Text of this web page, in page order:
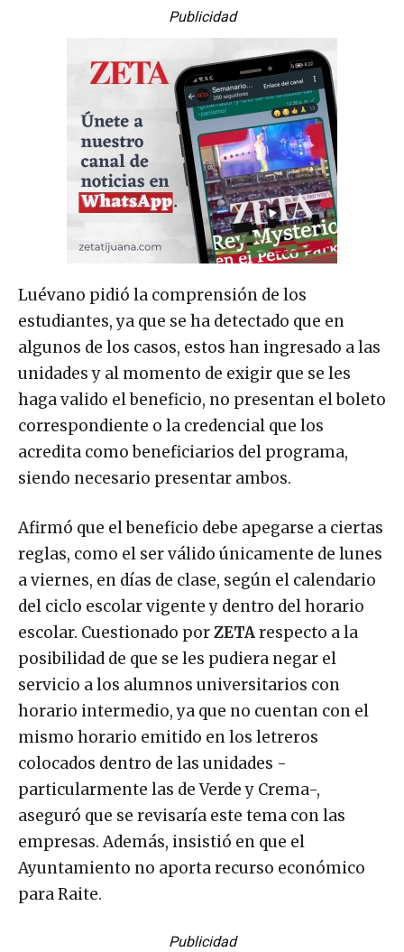
Publicidad
Luévano pidió la comprensión de los
estudiantes, ya que se ha detectado que en
algunos de los casos, estos han ingresado a las
unidades y al momento de exigir que se les
haga valido el beneficio, no presentan el boleto
correspondiente o la credencial que los
acredita como beneficiarios del programa,
siendo necesario presentar ambos.
Afirmó que el beneficio debe apegarse a ciertas
reglas, como el ser válido únicamente de lunes
a viernes, en días de clase, según el calendario
del ciclo escolar vigente y dentro del horario
escolar. Cuestionado porZETArespecto a la
posibilidad de que se les pudiera negar el
servicio a los alumnos universitarios con
horario intermedio, ya que no cuentan con el
mismo horario emitido en los letreros
colocados dentro de las unidades -
particularmente las de Verde y Crema-,
aseguró que se revisaría este tema con las
empresas. Además, insistió en que el
Ayuntamiento no aporta recurso económico
para Raite.
Publicidad